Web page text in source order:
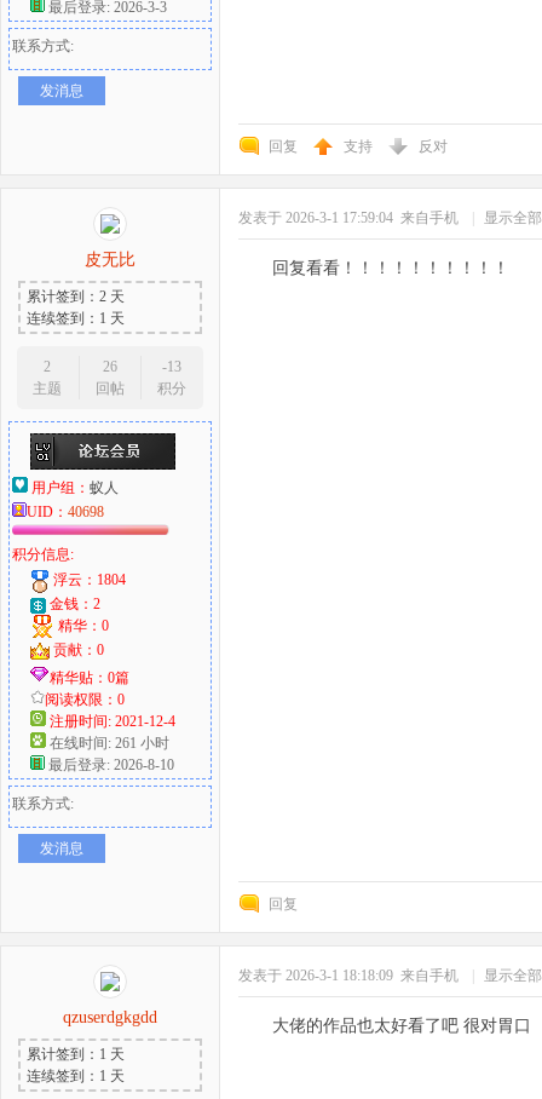
最后登录: 2026-3-3
联系方式:
发消息
回复 支持 反对
皮无比
累计签到：2 天
连续签到：1 天
2
主题
26
回帖
-13
积分
用户组： 蚁人
UID： 40698
积分信息:
浮云：1804
金钱：2
精华：0
贡献：0
精华贴：0篇
阅读权限：0
注册时间: 2021-12-4
在线时间: 261 小时
最后登录: 2026-8-10
联系方式:
发消息
发表于 2026-3-1 17:59:04 来自手机 显示全
回复看看！！！！！！！！！！
回复
qzuserdgkgdd
累计签到：1 天
连续签到：1 天
发表于 2026-3-1 18:18:09 来自手机 显示全
大佬的作品也太好看了吧 很对胃口